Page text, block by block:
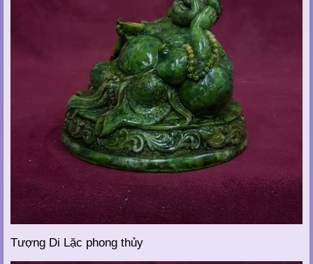
Tượng Di Lặc phong thủy